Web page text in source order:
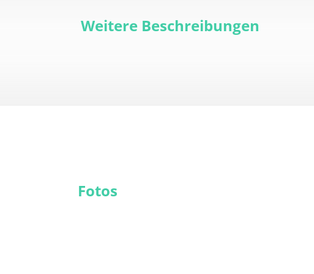
Weitere Beschreibungen
Fotos